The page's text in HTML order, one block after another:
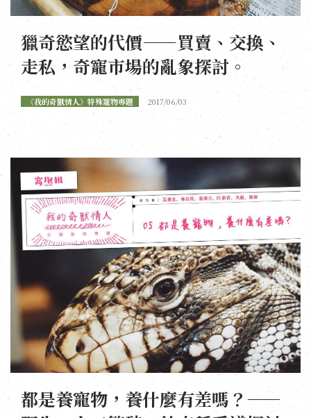
獵奇慾望的代價——買賣、交換、
走私，奇寵市場的亂象探討。
《我的奇獸情人》特殊寵物專題 2017/06/03
都是養寵物，養什麼有差嗎？——